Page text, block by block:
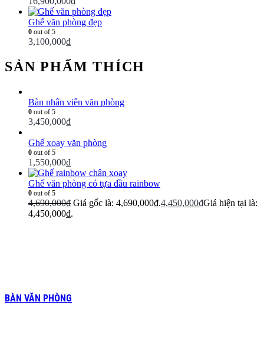
Ghế văn phòng đẹp
0 out of 5
3,100,000₫
SẢN PHẨM THÍCH
Bàn nhân viên văn phòng
0 out of 5
3,450,000₫
Ghế xoay văn phòng
0 out of 5
1,550,000₫
Ghế văn phòng có tựa đầu rainbow
0 out of 5
4,690,000₫ Giá gốc là: 4,690,000₫.4,450,000₫Giá hiện tại là:
4,450,000₫.
BÀN VĂN PHÒNG